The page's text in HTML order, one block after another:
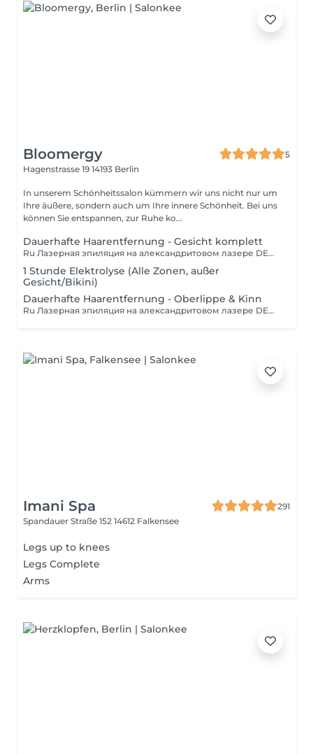
Bloomergy
5
Hagenstrasse 19 14193 Berlin
In unserem Schönheitssalon kümmern wir uns nicht nur um
Ihre äußere, sondern auch um Ihre innere Schönheit. Bei uns
können Sie entspannen, zur Ruhe ko...
Dauerhafte Haarentfernung - Gesicht komplett
Ru Лазерная эпиляция на александритовом лазере DEKA Motus Moveo современная процедура для эффективного и безопасного удаления нежелательных волос. Особенность этого лазера в технологии Moveo, которая сочетает высокую мощность и плавное сканирование, обеспечивая безболезненное удаление волос, быстрое покрытие больших зон и долговременный результат. Подходит для всех типов кожи, включая смуглую. DE Laser-Haarentfernung mit dem Alexandrit-Laser DEKA Motus Moveo eine moderne Behandlung zur effektiven und sicheren Entfernung unerwünschter Haare. Besonderheit dieses Lasers ist die Moveo-Technologie, die hohe Leistung mit sanftem Scannen kombiniert, für schmerzfreie Haarentfernung, schnelle Abdeckung großer Flächen und langanhaltende Ergebnisse. Geeignet für alle Hauttypen, auch dunklere Haut. EN Laser hair removal with the DEKA Motus Moveo Alexandrite laser a modern treatment for effective and safe removal of unwanted hair. The unique feature of this laser is the Moveo technology, which combines high power with smooth scanning, providing painless hair removal, fast coverage of large areas, and long-lasting results. Suitable for all skin types, including darker skin tones.
1 Stunde Elektrolyse (Alle Zonen, außer
Gesicht/Bikini)
Dauerhafte Haarentfernung - Oberlippe & Kinn
Ru Лазерная эпиляция на александритовом лазере DEKA Motus Moveo современная процедура для эффективного и безопасного удаления нежелательных волос. Особенность этого лазера в технологии Moveo, которая сочетает высокую мощность и плавное сканирование, обеспечивая безболезненное удаление волос, быстрое покрытие больших зон и долговременный результат. Подходит для всех типов кожи, включая смуглую. DE Laser-Haarentfernung mit dem Alexandrit-Laser DEKA Motus Moveo eine moderne Behandlung zur effektiven und sicheren Entfernung unerwünschter Haare. Besonderheit dieses Lasers ist die Moveo-Technologie, die hohe Leistung mit sanftem Scannen kombiniert, für schmerzfreie Haarentfernung, schnelle Abdeckung großer Flächen und langanhaltende Ergebnisse. Geeignet für alle Hauttypen, auch dunklere Haut. EN Laser hair removal with the DEKA Motus Moveo Alexandrite laser a modern treatment for effective and safe removal of unwanted hair. The unique feature of this laser is the Moveo technology, which combines high power with smooth scanning, providing painless hair removal, fast coverage of large areas, and long-lasting results. Suitable for all skin types, including darker skin tones.
Imani Spa
291
Spandauer Straße 152 14612 Falkensee
Legs up to knees
Legs Complete
Arms